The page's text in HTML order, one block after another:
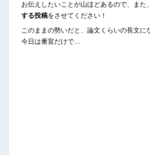
お伝えしたいことが山ほどあるので、また、
する投稿をさせてください！
このままの勢いだと、論文くらいの長文に
今日は番宣だけで…